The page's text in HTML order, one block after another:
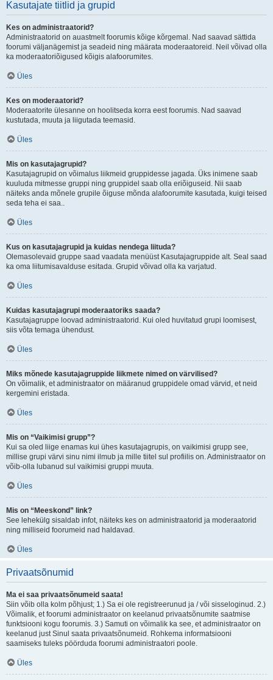
Kasutajate tiitlid ja grupid
Kes on administraatorid?
Administraatorid on auastmelt foorumis kõige kõrgemal. Nad saavad sättida
foorumi väljanägemist ja seadeid ning määrata moderaatoreid. Neil võivad olla
ka moderaatoriõigused kõigis alafoorumites.
Üles
Kes on moderaatorid?
Moderaatorite ülesanne on hoolitseda korra eest foorumis. Nad saavad
kustutada, muuta ja liigutada teemasid.
Üles
Mis on kasutajagrupid?
Kasutajagrupid on võimalus liikmeid gruppidesse jagada. Üks inimene saab
kuuluda mitmesse gruppi ning gruppidel saab olla eriõiguseid. Nii saab
näiteks anda mõnele grupile õiguse mõnda alafoorumite kasutada, kuigi teised
seda teha ei saa..
Üles
Kus on kasutajagrupid ja kuidas nendega liituda?
Olemasolevaid gruppe saad vaadata menüüst Kasutajagruppide alt. Seal saad
ka oma liitumisavalduse esitada. Grupid võivad olla ka varjatud.
Üles
Kuidas kasutajagrupi moderaatoriks saada?
Kasutajagruppe loovad administraatorid. Kui oled huvitatud grupi loomisest,
siis võta temaga ühendust.
Üles
Miks mõnede kasutajagruppide liikmete nimed on värvilised?
On võimalik, et administraator on määranud gruppidele omad värvid, et neid
kergemini eristada.
Üles
Mis on “Vaikimisi grupp”?
Kui sa oled liige enamas kui ühes kasutajagrupis, on vaikimisi grupp see,
millise grupi värvi sinu nimi ilmub ja mille tiitel sul profiilis on. Administraator on
võib-olla lubanud sul vaikimisi gruppi muuta.
Üles
Mis on “Meeskond” link?
See lehekülg sisaldab infot, näiteks kes on administraatorid ja moderaatorid
ning milliseid foorumeid nad haldavad.
Üles
Privaatsõnumid
Ma ei saa privaatsõnumeid saata!
Siin võib olla kolm põhjust; 1.) Sa ei ole registreerunud ja / või sisseloginud. 2.)
Võimalik, et foorumi administraator on keelanud privaatsõnumite saatmise
funktsiooni kogu foorumis. 3.) Samuti on võimalik ka see, et administraator on
keelanud just Sinul saata privaatsõnumeid. Rohkema informatsiooni
saamiseks tuleks pöörduda foorumi administraatori poole.
Üles